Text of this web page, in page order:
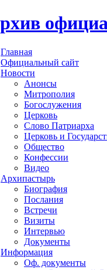
Главная
Официальный сайт
Новости
Анонсы
Митрополия
Богослужения
Церковь
Слово Патриарха
Церковь и
Общество
Конфессии
Видео
Архипастырь
Биография
Послания
Встречи
Визиты
Интервью
Документы
Информация
Оф. документы